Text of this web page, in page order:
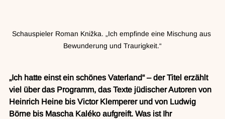
Schauspieler Roman Knižka. „Ich empfinde eine Mischung aus
Bewunderung und Traurigkeit.“
„Ich hatte einst ein schönes Vaterland“ – der Titel erzählt
viel über das Programm, das Texte jüdischer Autoren von
Heinrich Heine bis Victor Klemperer und von Ludwig
Börne bis Mascha Kaléko aufgreift. Was ist Ihr